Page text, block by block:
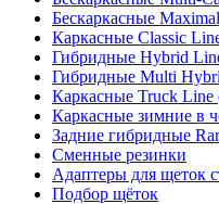
Бескаркасные
Каркасные Classic
Гибридные Hybrid
Гибридные Multi
Каркасные Truck Line
Каркасные зимние в
Задние гибридные
Сменные резинки
Адаптеры для щеток
Подбор щёток